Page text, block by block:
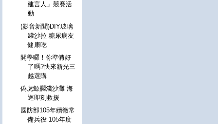
建言人」競賽活
動
(影音新聞)DIY玻璃
罐沙拉 糖尿病友
健康吃
開學囉！你準備好
了嗎?快來新光三
越選購
偽虎鯨擱淺沙灘 海
巡即刻救援
國防部105年續徵常
備兵役 105年度